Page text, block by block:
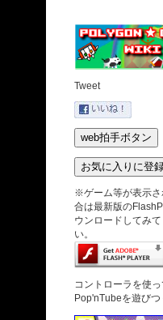
Tweet
※ゲーム等が表示さ
合は最新版の
ウンロードしてみて
い。
コントローラを使っ
Pop'nTubeを遊びつ